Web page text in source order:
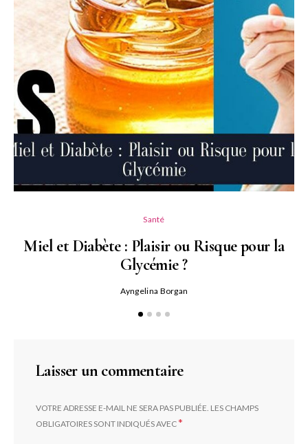
Santé
Miel et Diabète : Plaisir ou Risque pour la
Glycémie ?
Ayngelina Borgan
Laisser un commentaire
VOTRE ADRESSE E-MAIL NE SERA PAS PUBLIÉE. LES CHAMPS
OBLIGATOIRES SONT INDIQUÉS AVEC*